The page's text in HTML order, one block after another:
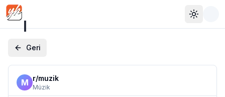
Toggle
Geri
M r/muzik
Müzik